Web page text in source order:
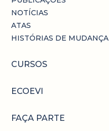
NOTÍCIAS
ATAS
HISTÓRIAS DE MUDANÇA
CURSOS
ECOEVI
FAÇA PARTE